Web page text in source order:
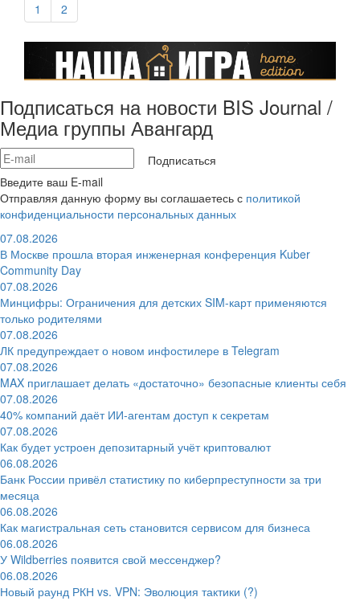
1 2
Подписаться на новости BIS Journal /
Медиа группы Авангард
Подписаться
Введите ваш E-mail
Отправляя данную форму вы соглашаетесь с политикой
конфиденциальности персональных данных
07.08.2026
В Москве прошла вторая инженерная конференция Kuber
Community Day
07.08.2026
Минцифры: Ограничения для детских SIM-карт применяются
только родителями
07.08.2026
ЛК предупреждает о новом инфостилере в Telegram
07.08.2026
MAX приглашает делать «достаточно» безопасные клиенты себя
07.08.2026
40% компаний даёт ИИ‑агентам доступ к секретам
07.08.2026
Как будет устроен депозитарный учёт криптовалют
06.08.2026
Банк России привёл статистику по киберпреступности за три
месяца
06.08.2026
Как магистральная сеть становится сервисом для бизнеса
06.08.2026
У Wildberries появится свой мессенджер?
06.08.2026
Новый раунд РКН vs. VPN: Эволюция тактики (?)